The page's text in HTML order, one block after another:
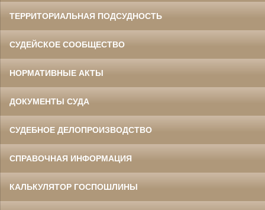
ТЕРРИТОРИАЛЬНАЯ ПОДСУДНОСТЬ
СУДЕЙСКОЕ СООБЩЕСТВО
НОРМАТИВНЫЕ АКТЫ
ДОКУМЕНТЫ СУДА
СУДЕБНОЕ ДЕЛОПРОИЗВОДСТВО
СПРАВОЧНАЯ ИНФОРМАЦИЯ
КАЛЬКУЛЯТОР ГОСПОШЛИНЫ